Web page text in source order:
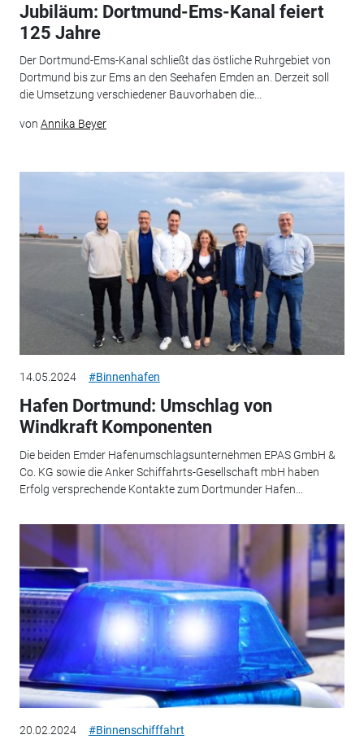
Jubiläum: Dortmund-Ems-Kanal feiert
125 Jahre
Der Dortmund-Ems-Kanal schließt das östliche Ruhrgebiet von
Dortmund bis zur Ems an den Seehafen Emden an. Derzeit soll
die Umsetzung verschiedener Bauvorhaben die...
von Annika Beyer
14.05.2024 #Binnenhafen
Hafen Dortmund: Umschlag von
Windkraft Komponenten
Die beiden Emder Hafenumschlagsunternehmen EPAS GmbH &
Co. KG sowie die Anker Schiffahrts-Gesellschaft mbH haben
Erfolg versprechende Kontakte zum Dortmunder Hafen...
20.02.2024 #Binnenschifffahrt